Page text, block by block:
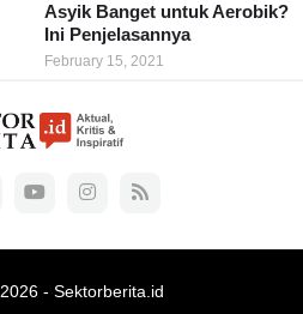
Asyik Banget untuk Aerobik?
Ini Penjelasannya
February 15, 2021
2026 - Sektorberita.id